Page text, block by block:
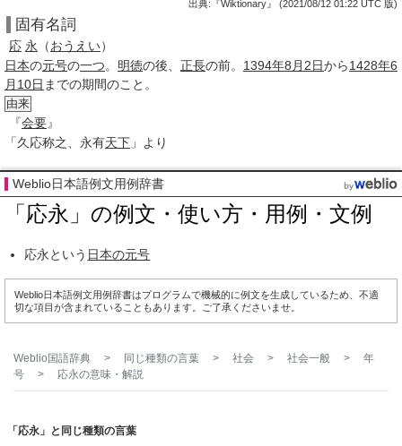
出典:『Wiktionary』 (2021/08/12 01:22 UTC 版)
固有名詞
応 永 （おうえい）
日本の元号の一つ。 明徳の後、 正長の前。 1394年8月2日から1428年6
月10日 までの期間のこと。
由来
『会要』
「久応称之、 永有天下 」より
Weblio日本語例文用例辞書
「応永」の例文・使い方・用例・文例
応永という 日本の元号
Weblio日本語例文用例辞書はプログラムで機械的に例文を生成しているため、不適
切な項目が含まれていることもあります。ご了承くださいませ。
Weblio国語辞典 > 同じ種類の言葉 > 社会 > 社会一般 >
年
号
> 応永の意味・解説
「応永」と同じ種類の言葉